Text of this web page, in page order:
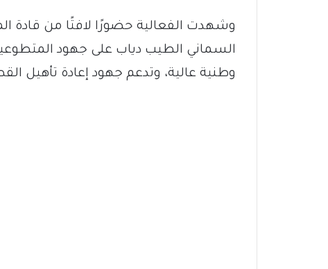
وشهدت الفعالية حضورًا لافتًا من قادة
السماني الطيب دياب على جهود
وطنية عالية، وتدعم جهود إعادة تأهيل